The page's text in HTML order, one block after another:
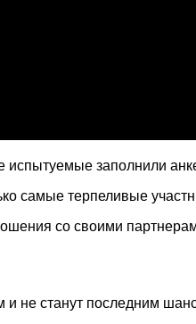
испытуемые заполнили
самые терпеливые
со своими
не станут последним